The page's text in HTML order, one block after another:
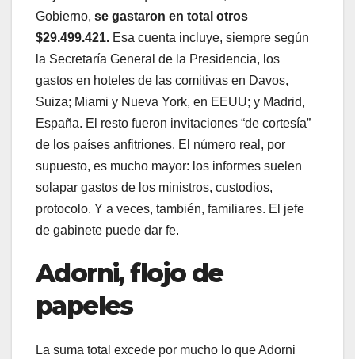
Gobierno, se gastaron en total otros
$29.499.421. Esa cuenta incluye, siempre según
la Secretaría General de la Presidencia, los
gastos en hoteles de las comitivas en Davos,
Suiza; Miami y Nueva York, en EEUU; y Madrid,
España. El resto fueron invitaciones “de cortesía”
de los países anfitriones. El número real, por
supuesto, es mucho mayor: los informes suelen
solapar gastos de los ministros, custodios,
protocolo. Y a veces, también, familiares. El jefe
de gabinete puede dar fe.
Adorni, flojo de
papeles
La suma total excede por mucho lo que Adorni